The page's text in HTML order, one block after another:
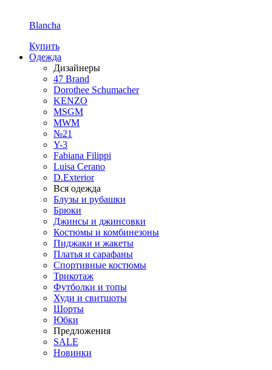
Blancha
Купить
Одежда
Дизайнеры
47 Brand
Dorothee Schumacher
KENZO
MSGM
MWM
№21
Y-3
Fabiana Filippi
Luisa Cerano
D.Exterior
Вся одежда
Блузы и рубашки
Брюки
Джинсы и джинсовки
Костюмы и комбинезоны
Пиджаки и жакеты
Платья и сарафаны
Спортивные костюмы
Трикотаж
Футболки и топы
Худи и свитшоты
Шорты
Юбки
Предложения
SALE
Новинки